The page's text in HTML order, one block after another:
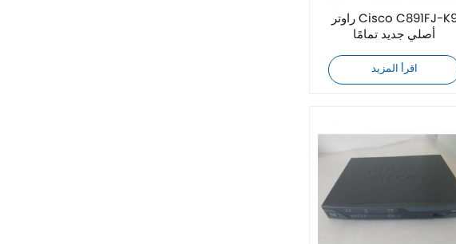
راوتر Cisco C891FJ-K9
أصلي جديد تمامًا
اقرأ المزيد